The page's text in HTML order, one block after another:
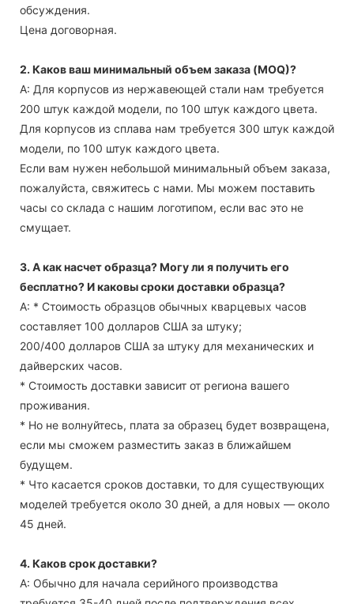
обсуждения.
Цена договорная.
2. Каков ваш минимальный объем заказа (MOQ)?
А: Для корпусов из нержавеющей стали нам требуется
200 штук каждой модели, по 100 штук каждого цвета.
Для корпусов из сплава нам требуется 300 штук каждой
модели, по 100 штук каждого цвета.
Если вам нужен небольшой минимальный объем заказа,
пожалуйста, свяжитесь с нами. Мы можем поставить
часы со склада с нашим логотипом, если вас это не
смущает.
3. А как насчет образца? Могу ли я получить его
бесплатно? И каковы сроки доставки образца?
А: * Стоимость образцов обычных кварцевых часов
составляет 100 долларов США за штуку;
200/400 долларов США за штуку для механических и
дайверских часов.
* Стоимость доставки зависит от региона вашего
проживания.
* Но не волнуйтесь, плата за образец будет возвращена,
если мы сможем разместить заказ в ближайшем
будущем.
* Что касается сроков доставки, то для существующих
моделей требуется около 30 дней, а для новых — около
45 дней.
4. Каков срок доставки?
А: Обычно для начала серийного производства